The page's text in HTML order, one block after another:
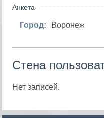
Анкета
Город: Воронеж
Стена
Нет записей.